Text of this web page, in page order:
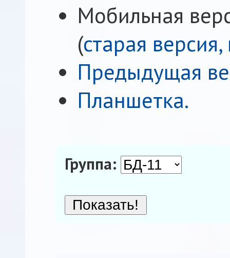
Мобильная
(старая версия,
Предыдущая
Планшетка.
Группа: